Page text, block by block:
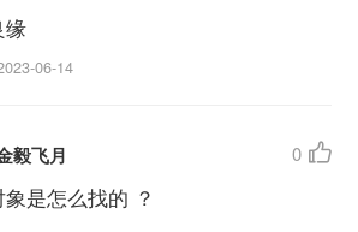
缘
06-14
毅飞月 0 
是怎么找的 ？